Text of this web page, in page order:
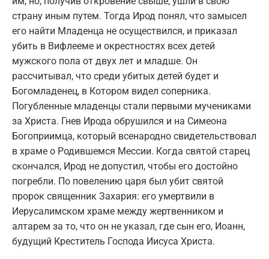
страну иным путем. Тогда Ирод понял, что замысел
его найти Младенца не осуществился, и приказал
убить в Вифлееме и окрестностях всех детей
мужского пола от двух лет и младше. Он
рассчитывал, что среди убитых детей будет и
Богомладенец, в Котором видел соперника.
Погубленные младенцы стали первыми мучениками
за Христа. Гнев Ирода обрушился и на Симеона
Богоприимца, который всенародно свидетельствовал
в храме о Родившемся Мессии. Когда святой старец
скончался, Ирод не допустил, чтобы его достойно
погребли. По повелению царя был убит святой
пророк священник Захария: его умертвили в
Иерусалимском храме между жертвенником и
алтарем за то, что он не указал, где сын его, Иоанн,
будущий Креститель Господа Иисуса Христа.